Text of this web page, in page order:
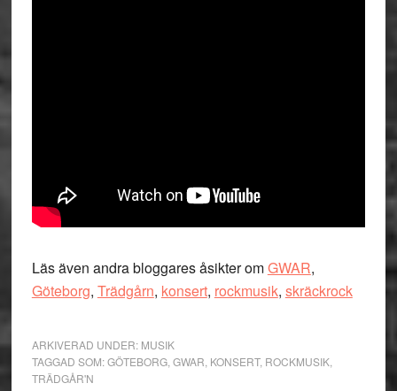
Läs även andra bloggares åsikter omGWAR,
Göteborg, Trädgårn, konsert, rockmusik, skräckrock
ARKIVERAD UNDER: MUSIK
TAGGAD SOM:GÖTEBORG, GWAR KONSERT, ROCKMUSIK,
TRÄDGÅR'N